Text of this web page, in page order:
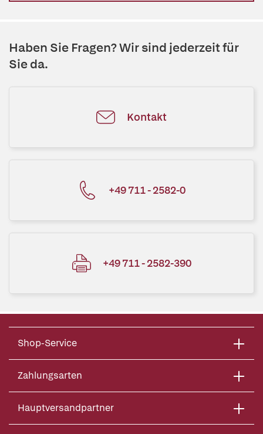
Haben Sie Fragen? Wir sind jederzeit für
Sie da.
Kontakt
+49 711 - 2582-0
+49 711 - 2582-390
Shop-Service
Zahlungsarten
Hauptversandpartner